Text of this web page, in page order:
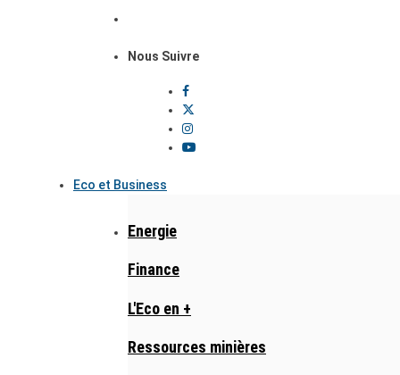
Nous Suivre
Eco et Business
Energie
Finance
L'Eco en +
Ressources minières